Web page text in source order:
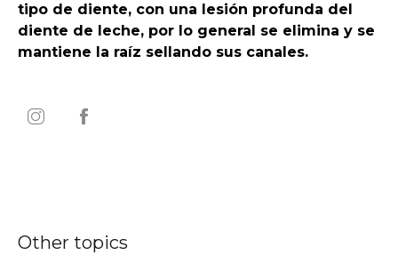
tipo de diente, con una lesión profunda del
diente de leche, por lo general se elimina y se
mantiene la raíz sellando sus canales.
Other topics